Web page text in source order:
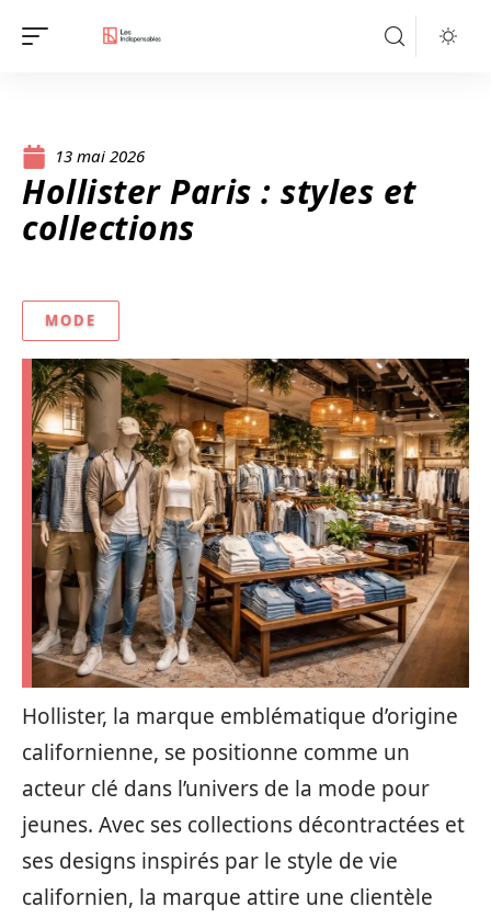
13 mai 2026
Hollister Paris : styles et
collections
MODE
Hollister, la marque emblématique d’origine
californienne, se positionne comme un
acteur clé dans l’univers de la mode pour
jeunes. Avec ses collections décontractées et
ses designs inspirés par le style de vie
californien, la marque attire une clientèle